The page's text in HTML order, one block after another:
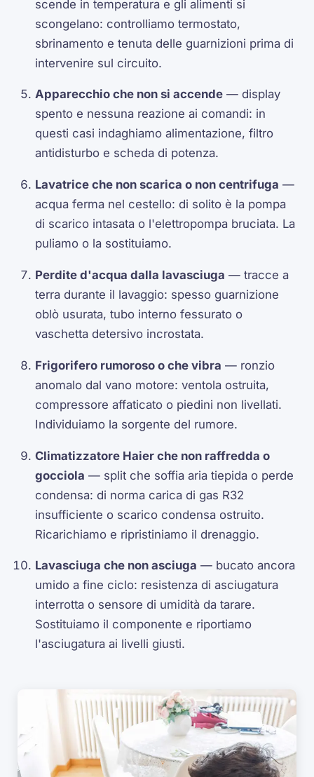
scende in temperatura e gli alimenti si
scongelano: controlliamo termostato,
sbrinamento e tenuta delle guarnizioni prima di
intervenire sul circuito.
Apparecchio che non si accende — display
spento e nessuna reazione ai comandi: in
questi casi indaghiamo alimentazione, filtro
antidisturbo e scheda di potenza.
Lavatrice che non scarica o non centrifuga —
acqua ferma nel cestello: di solito è la pompa
di scarico intasata o l'elettropompa bruciata. La
puliamo o la sostituiamo.
Perdite d'acqua dalla lavasciuga — tracce a
terra durante il lavaggio: spesso guarnizione
oblò usurata, tubo interno fessurato o
vaschetta detersivo incrostata.
Frigorifero rumoroso o che vibra — ronzio
anomalo dal vano motore: ventola ostruita,
compressore affaticato o piedini non livellati.
Individuiamo la sorgente del rumore.
Climatizzatore Haier che non raffredda o
gocciola — split che soffia aria tiepida o perde
condensa: di norma carica di gas R32
insufficiente o scarico condensa ostruito.
Ricarichiamo e ripristiniamo il drenaggio.
Lavasciuga che non asciuga — bucato ancora
umido a fine ciclo: resistenza di asciugatura
interrotta o sensore di umidità da tarare.
Sostituiamo il componente e riportiamo
l'asciugatura ai livelli giusti.